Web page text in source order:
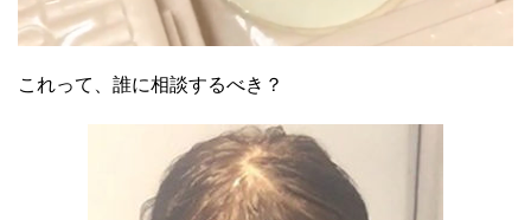
これって、誰に相談するべき？